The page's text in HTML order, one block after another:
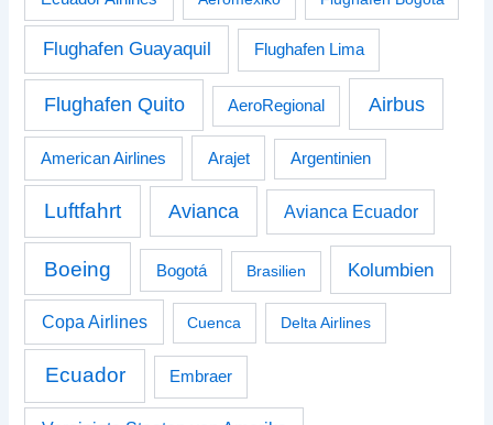
Flughafen Guayaquil Flughafen Lima
Flughafen Quito AeroRegional Airbus
American Airlines Arajet Argentinien
Luftfahrt Avianca Avianca Ecuador
Boeing Bogotá Brasilien Kolumbien
Copa Airlines Cuenca Delta Airlines
Ecuador Embraer